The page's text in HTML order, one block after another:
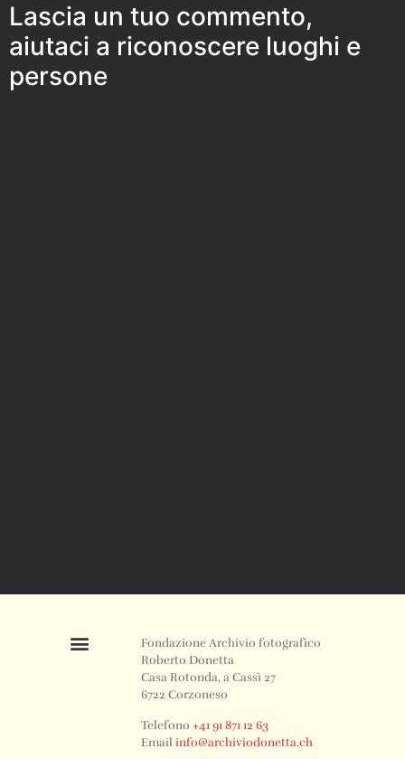
Lascia un tuo commento,
aiutaci a riconoscere luoghi e
persone
Fondazione Archivio fotografico
Roberto Donetta
Casa Rotonda, a Cassì 27
6722 Corzoneso
Telefono+41 91 871 12 63
Emailinfo@archiviodonetta.ch